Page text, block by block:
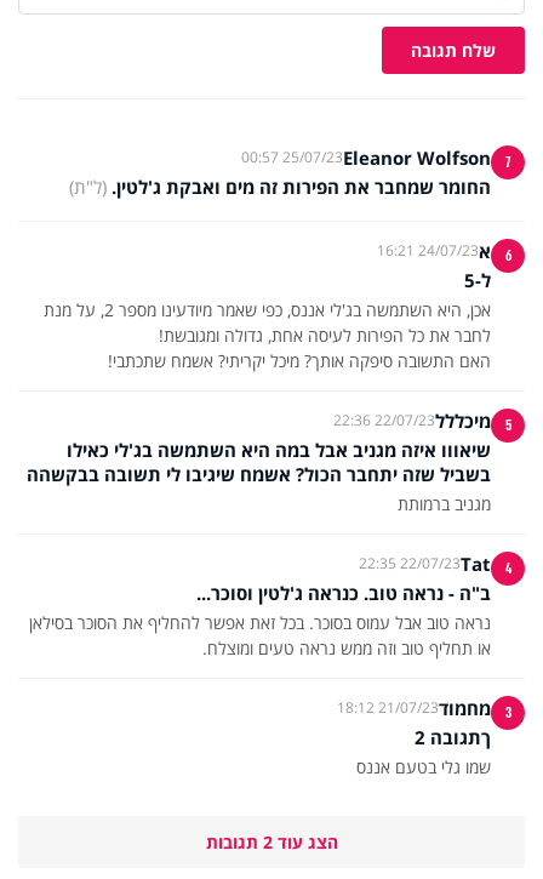
שלח תגובה
7
Eleanor Wolfson
25/07/23 00:57
החומר שמחבר את הפירות זה מים ואבקת ג'לטין. (ל"ת)
6 א24/07/23 16:21
ל-5
אכן, היא השתמשה בג'לי אננס, כפי שאמר מיודעינו מספר 2, על מנת
האם התשובה סיפקה אותך? מיכל יקריתי? אשמח שתכתבי!
5 מיכללל22/07/23 22:36
שיאווו איזה מגניב אבל במה היא השתמשה בג'לי כאילו
בשביל שזה יתחבר הכול? אשמח שיגיבו לי תשובה בבקשהה
מגניב ברמותת
4
Tat
22/07/23 22:35
ב"ה - נראה טוב. כנראה ג'לטין וסוכר...
נראה טוב אבל עמוס בסוכר. בכל זאת אפשר להחליף את הסוכר בסילאן
או תחליף טוב וזה ממש נראה טעים ומוצלח.
3 מחמוד21/07/23 18:12
ךתגובה 2
שמו גלי בטעם אננס
הצג עוד 2 תגובות